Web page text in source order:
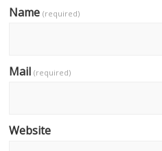
Name(required)
Mail(required)
Website